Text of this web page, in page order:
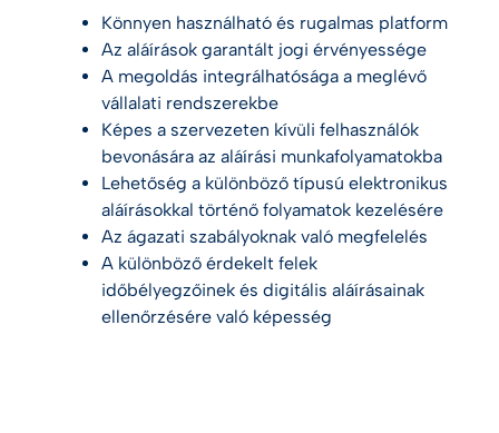
Könnyen használható és rugalmas platform
Az aláírások garantált jogi érvényessége
A megoldás integrálhatósága a meglévő
vállalati rendszerekbe
Képes a szervezeten kívüli felhasználók
bevonására az aláírási munkafolyamatokba
Lehetőség a különböző típusú elektronikus
aláírásokkal történő folyamatok kezelésére
Az ágazati szabályoknak való megfelelés
A különböző érdekelt felek
időbélyegzőinek és digitális aláírásainak
ellenőrzésére való képesség